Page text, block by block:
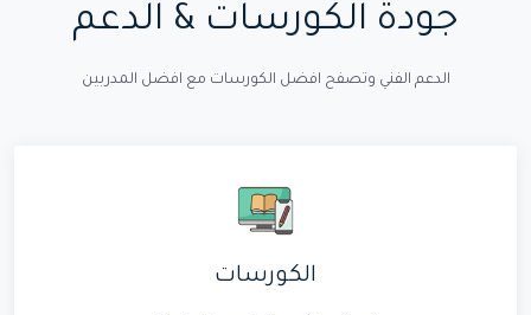
جودة الكورسات & الدعم
الدعم الفني وتصفح افضل الكورسات مع افضل المدربين
الكورسات